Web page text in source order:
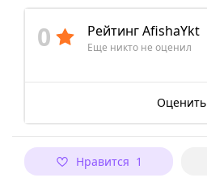
0 Рейтинг AfishaYkt
Еще никто не оценил
Оценить
Нравится 1